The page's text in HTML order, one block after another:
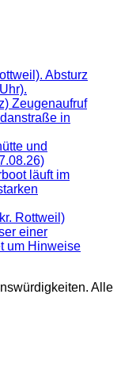
Absturz
Zeugenaufruf
in
und
läuft im
Rottweil)
einer
um Hinweise
Alle